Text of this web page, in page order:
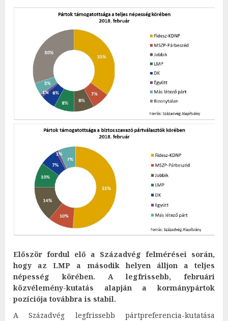
Először fordul elő a Századvég felmérései során,
hogy az LMP a második helyen álljon a teljes
népesség körében. A legfrissebb, februári
közvélemény-kutatás alapján a kormánypártok
pozíciója továbbra is stabil.
A Századvég legfrissebb pártpreferencia-kutatása